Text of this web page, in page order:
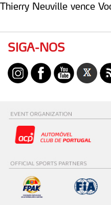
Thierry Neuville vence
SIGA-NOS